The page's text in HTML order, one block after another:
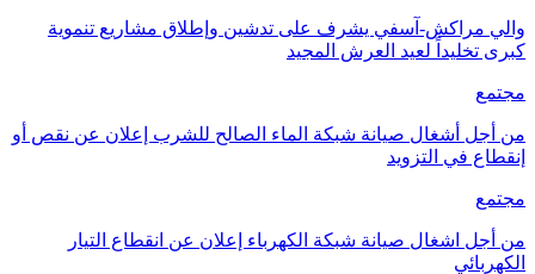
والي مراكش-آسفي يشرف على تدشين وإطلاق مشاريع تنموية
كبرى تخليداً لعيد العرش المجيد
مجتمع
من أجل أشغال صيانة شبكة الماء الصالح للشرب إعلان عن نقص أو
إنقطاع في التزويد
مجتمع
من أجل اشغال صيانة شبكة الكهرباء إعلان عن انقطاع التيار
الكهربائي